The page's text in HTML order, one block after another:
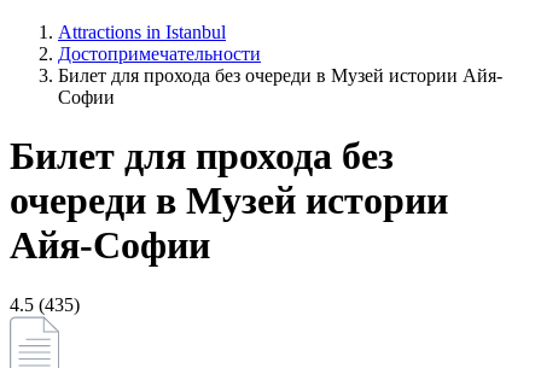
Attractions in Istanbul
Достопримечательности
Билет для прохода без очереди в Музей истории Айя-
Софии
Билет для прохода без
очереди в Музей истории
Айя-Софии
4.5 (435)